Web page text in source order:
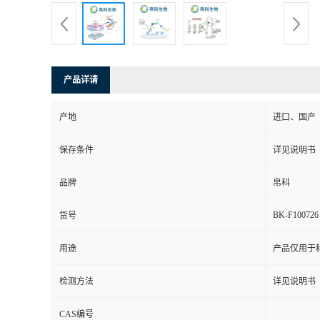
产品详请
产地 进口、国产
保存条件 详见说明书
品牌 帛科
货号 BK-F100726
用途 产品仅用于
检测方法 详见说明书
CAS编号